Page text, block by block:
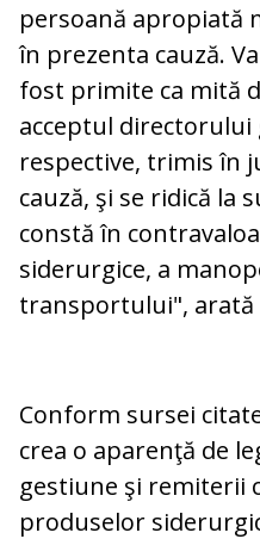
persoană apropiată
în prezenta cauză.
fost primite ca mită
acceptul directorului
respective, trimis în
cauză, şi se ridică la
constă în
siderurgice, a
transportului", arată
Conform sursei
crea o aparenţă de
gestiune şi remiterii
produselor